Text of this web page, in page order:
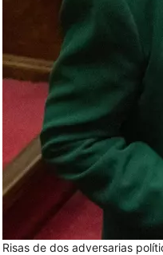
Risas de dos adversarias